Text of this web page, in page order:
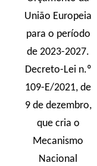
União Europeia
para o período
de 2023-2027.
Decreto-Lei n.º
109-E/2021, de
9 de dezembro,
que cria o
Mecanismo
Nacional